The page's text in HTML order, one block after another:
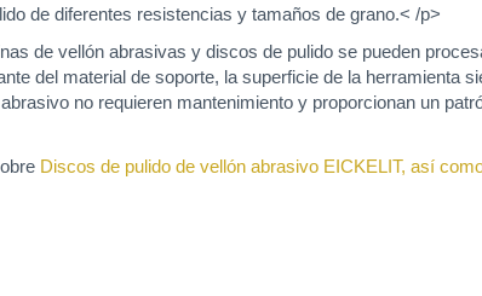
de diferentes resistencias y tamaños de grano.< /p>
de vellón abrasivas y discos de pulido se pueden
del material de soporte, la superficie de la herramienta
no requieren mantenimiento y proporcionan un
Discos de pulido de vellón abrasivo EICKELIT, así